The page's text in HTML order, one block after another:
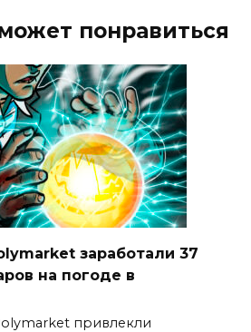
понравиться
заработали 37
на погоде в
привлекли